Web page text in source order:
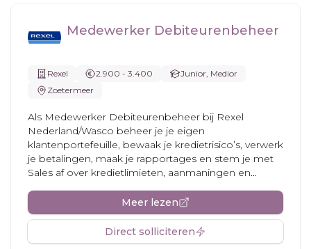
Medewerker Debiteurenbeheer
Rexel 2.900 - 3.400
Junior, Medior
Zoetermeer
Als Medewerker Debiteurenbeheer bij Rexel
Nederland/Wasco beheer je je eigen
klantenportefeuille, bewaak je kredietrisico’s, verwerk
je betalingen, maak je rapportages en stem je met
Sales af over kredietlimieten, aanmaningen en...
Meer lezen
Direct solliciteren